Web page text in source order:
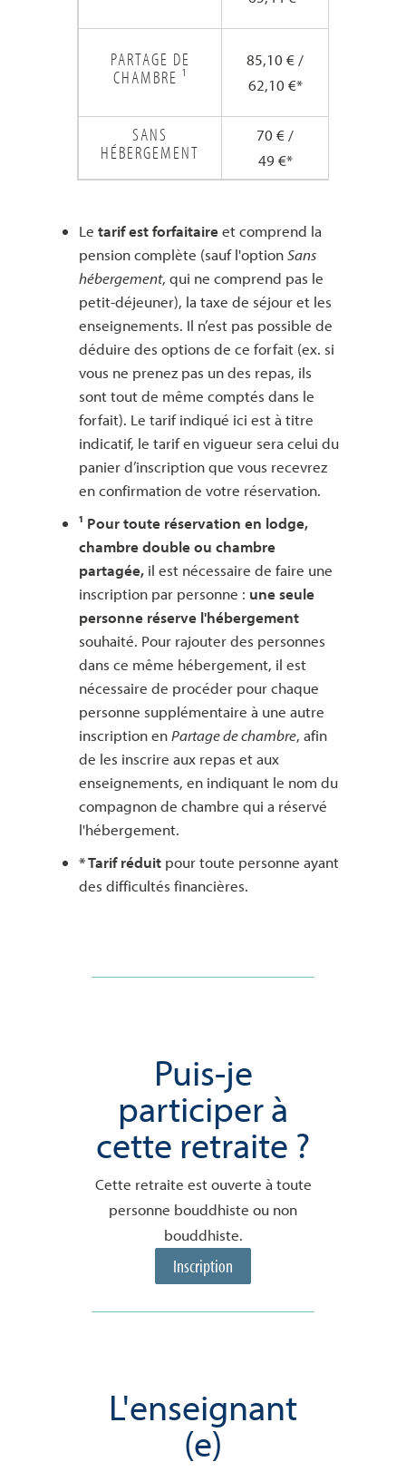
PARTAGE DE
CHAMBRE ¹
85,10 € /
62,10 €*
SANS
HÉBERGEMENT
70 € /
49 €*
Le tarif est forfaitaireet comprend la
pension complète (sauf l'optionSans
hébergement, qui ne comprend pas le
petit-déjeuner), la taxe de séjour et les
enseignements. Il n’est pas possible de
déduire des options de ce forfait (ex. si
vous ne prenez pas un des repas, ils
sont tout de même comptés dans le
forfait). Le tarif indiqué ici est à titre
indicatif, le tarif en vigueur sera celui du
panier d’inscription que vous recevrez
en confirmation de votre réservation.
¹ Pour toute réservation en lodge,
chambre double ou chambre
partagée,il est nécessaire de faire une
inscription par personne : une seule
personne réserve l'hébergement
souhaité. Pour rajouter des personnes
dans ce même hébergement, il est
nécessaire de procéder pour chaque
personne supplémentaire à une autre
inscription enPartage de chambre, afin
de les inscrire aux repas et aux
enseignements, en indiquant le nom du
compagnon de chambre qui a réservé
l'hébergement.
* Tarif réduitpour toute personne ayant
des difficultés financières.
Puis-je
participer à
cette retraite ?
Cette retraite est ouverte à toute
personne bouddhiste ou non
bouddhiste.
Inscription
L'enseignant
(e)